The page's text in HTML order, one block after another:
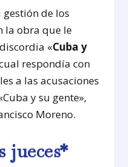
de los
la obra que le
«Cuba y
respondía con
a las acusaciones
y su gente»,
Moreno.
jueces*